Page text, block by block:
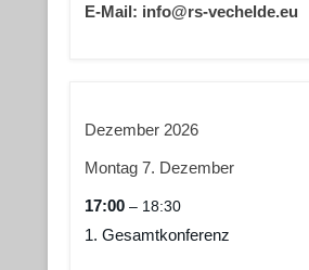
E-Mail: info@rs-vechelde.eu
Dezember 2026
Montag 7. Dezember
17:00 – 18:30
1. Gesamtkonferenz